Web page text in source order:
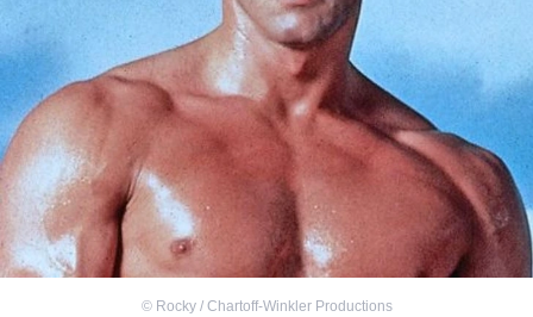
© Rocky / Chartoff-Winkler Productions